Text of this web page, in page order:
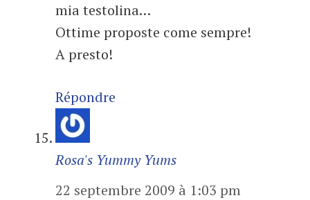
mia testolina…
Ottime proposte come sempre!
A presto!
Répondre
Rosa's Yummy Yums
22 septembre 2009 à 1:03 pm